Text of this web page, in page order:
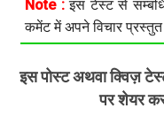
Note :इस टेस्ट से
कमेंट में अपने विचार
इस पोस्ट अथवा क्विज़
पर शेयर